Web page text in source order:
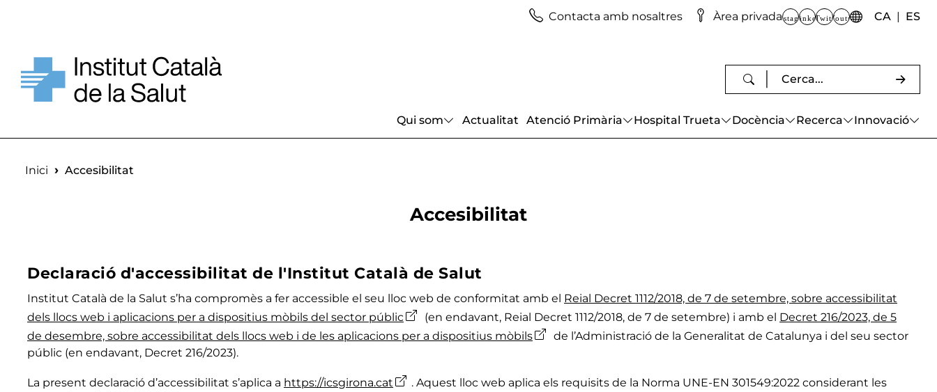
Enllaços d'accés directe
Contacta amb nosaltres Àrea privada
Xarxes socials
Instagram
LinkedinTwitterYoutube CA CATALÀ
ES
Buscar contingut
Qui som
Actualitat Atenció Primària Hospital Trueta Docència Recerca Innovació
Fil d'ariadna
Inici Accesibilitat
Accesibilitat
Declaració d'accessibilitat de l'Institut Català de Salut
Institut Català de la Salut s’ha compromès a fer accessible el seu lloc web de conformitat amb el Reial Decret 1112/2018, de 7 de setembre, sobre accessibilitat
dels llocs web i aplicacions per a dispositius mòbils del sector públic
(en endavant, Reial Decret 1112/2018, de 7 de setembre) i amb el Decret 216/2023, de 5
de desembre, sobre accessibilitat dels llocs web i de les aplicacions per a dispositius mòbils
de l’Administració de la Generalitat de Catalunya i del seu sector
públic (en endavant, Decret 216/2023).
La present declaració d’accessibilitat s’aplica a https://icsgirona.cat
. Aquest lloc web aplica els requisits de la Norma UNE-EN 301549:2022 considerant les